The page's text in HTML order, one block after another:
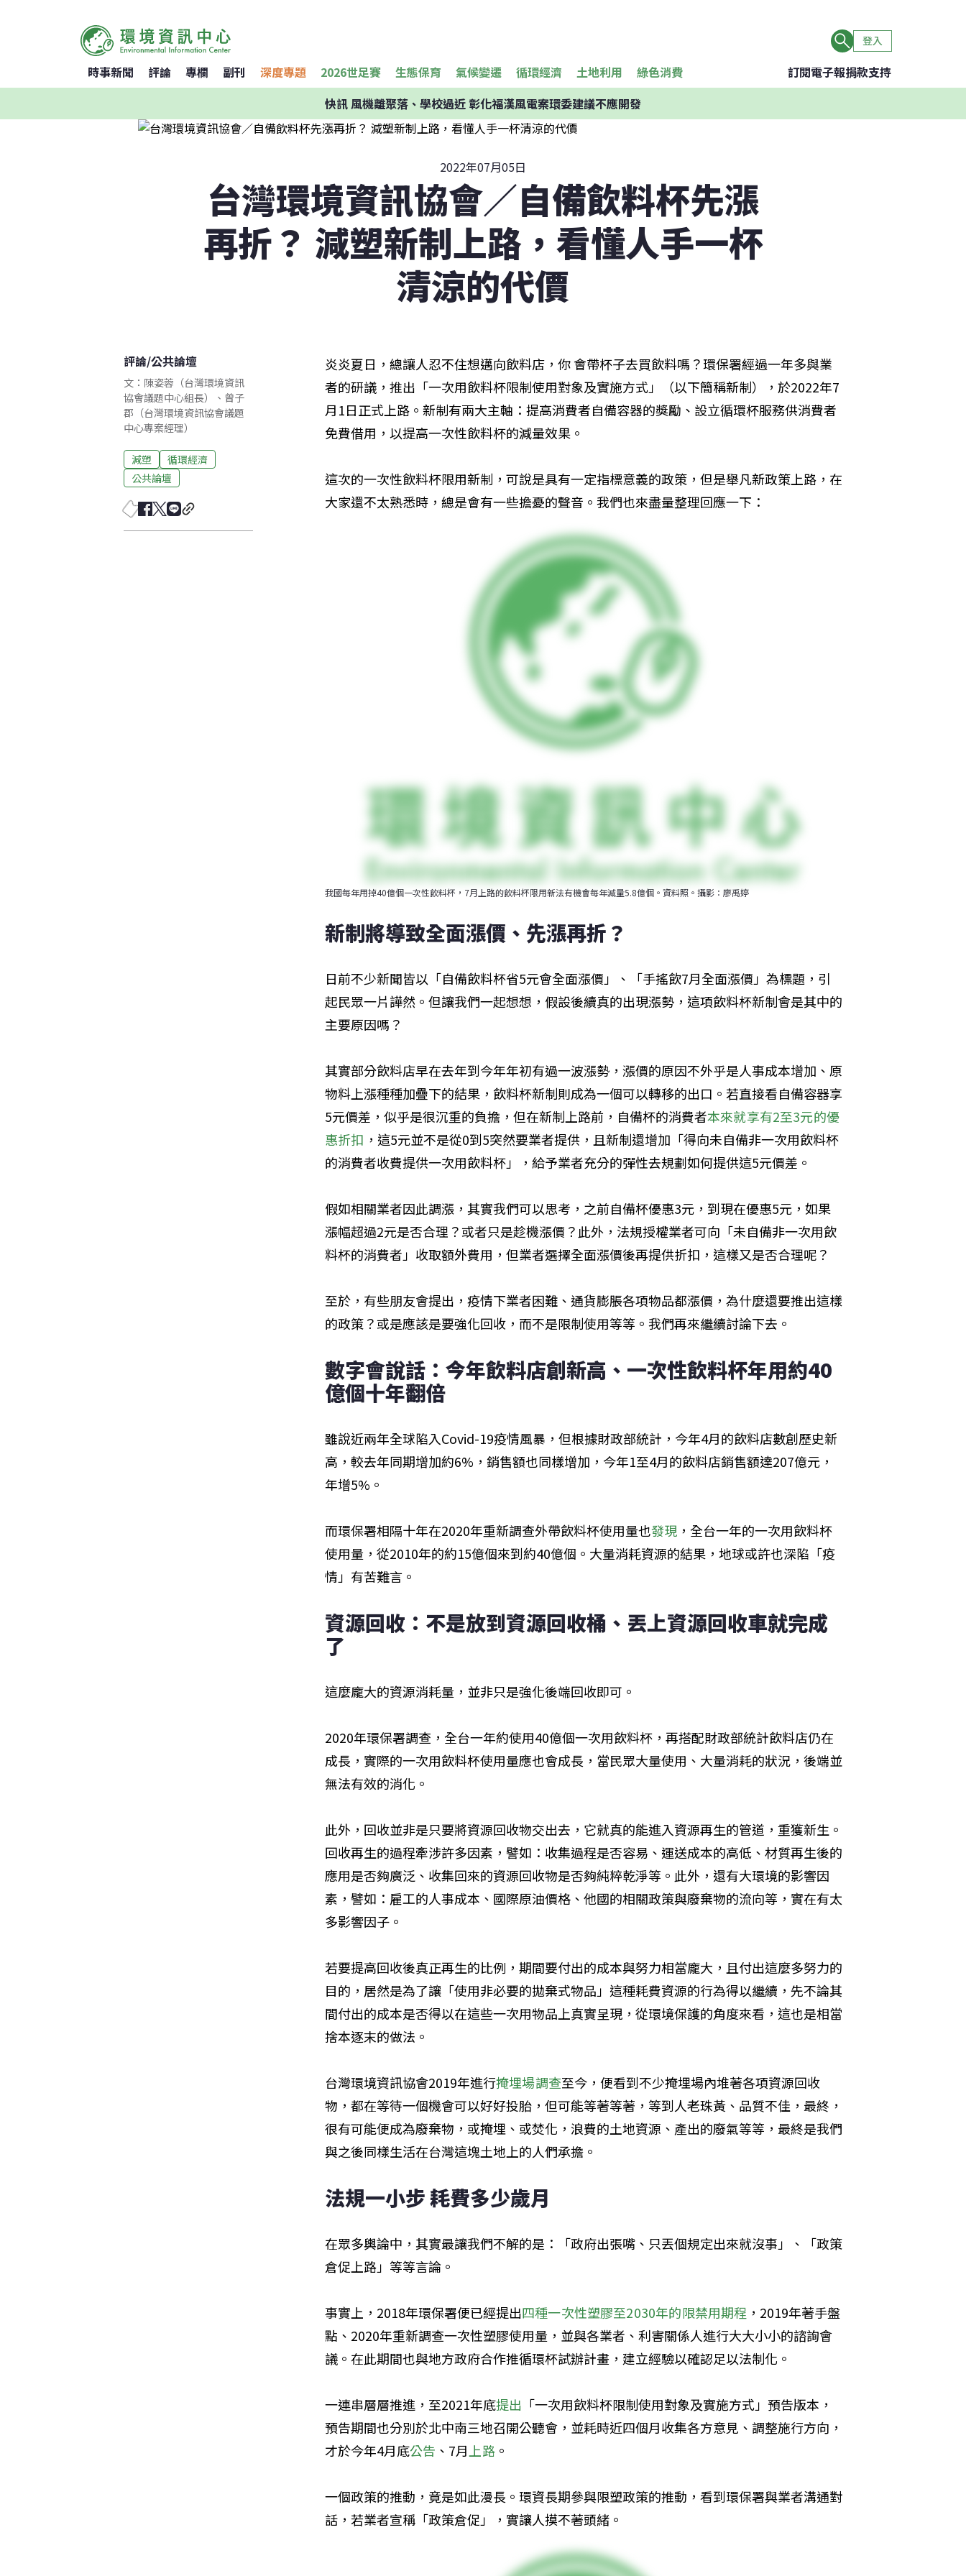
登入
時事新聞 評論 專欄 副刊 深度專題 2026世足賽 生態保育 氣候變遷 循環經濟 土地利用 綠色消費 訂閱電子報捐款支持
快訊風機離聚落、學校過近 彰化福漢風電案環委建議不應開發
2022年07月05日
台灣環境資訊協會／自備飲料杯先漲
再折？ 減塑新制上路，看懂人手一杯
清涼的代價
評論/公共論壇
文：陳姿蓉（台灣環境資訊
協會議題中心組長）、曾子
郡（台灣環境資訊協會議題
中心專案經理）
減塑
循環經濟
公共論壇
炎炎夏日，總讓人忍不住想邁向飲料店，你 會帶杯子去買飲料嗎？環保署經過一年多與業
者的研議，推出「一次用飲料杯限制使用對象及實施方式」（以下簡稱新制），於2022年7
月1日正式上路。新制有兩大主軸：提高消費者自備容器的獎勵、設立循環杯服務供消費者
免費借用，以提高一次性飲料杯的減量效果。
這次的一次性飲料杯限用新制，可說是具有一定指標意義的政策，但是舉凡新政策上路，在
大家還不太熟悉時，總是會有一些擔憂的聲音。我們也來盡量整理回應一下：
我國每年用掉40億個一次性飲料杯，7月上路的飲料杯限用新法有機會每年減量5.8億個。資料照。攝影：廖禹婷
新制將導致全面漲價、先漲再折？
日前不少新聞皆以「自備飲料杯省5元會全面漲價」、「手搖飲7月全面漲價」為標題，引
起民眾一片譁然。但讓我們一起想想，假設後續真的出現漲勢，這項飲料杯新制會是其中的
主要原因嗎？
其實部分飲料店早在去年到今年年初有過一波漲勢，漲價的原因不外乎是人事成本增加、原
物料上漲種種加疊下的結果，飲料杯新制則成為一個可以轉移的出口。若直接看自備容器享
5元價差，似乎是很沉重的負擔，但在新制上路前，自備杯的消費者本來就享有2至3元的優
惠折扣 ，這5元並不是從0到5突然要業者提供，且新制還增加「得向未自備非一次用飲料杯
的消費者收費提供一次用飲料杯」，給予業者充分的彈性去規劃如何提供這5元價差。
假如相關業者因此調漲，其實我們可以思考，之前自備杯優惠3元，到現在優惠5元，如果
漲幅超過2元是否合理？或者只是趁機漲價？此外，法規授權業者可向「未自備非一次用飲
料杯的消費者」收取額外費用，但業者選擇全面漲價後再提供折扣，這樣又是否合理呢？
至於，有些朋友會提出，疫情下業者困難、通貨膨脹各項物品都漲價，為什麼還要推出這樣
的政策？或是應該是要強化回收，而不是限制使用等等。我們再來繼續討論下去。
數字會說話：今年飲料店創新高、一次性飲料杯年用約40
億個十年翻倍
雖說近兩年全球陷入Covid-19疫情風暴，但根據財政部統計，今年4月的飲料店數創歷史新
高，較去年同期增加約6%，銷售額也同樣增加，今年1至4月的飲料店銷售額達207億元，
年增5%。
而環保署相隔十年在2020年重新調查外帶飲料杯使用量也發現 ，全台一年的一次用飲料杯
使用量，從2010年的約15億個來到約40億個。大量消耗資源的結果，地球或許也深陷「疫
情」有苦難言。
資源回收：不是放到資源回收桶、丟上資源回收車就完成
了
這麼龐大的資源消耗量，並非只是強化後端回收即可。
2020年環保署調查，全台一年約使用40億個一次用飲料杯，再搭配財政部統計飲料店仍在
成長，實際的一次用飲料杯使用量應也會成長，當民眾大量使用、大量消耗的狀況，後端並
無法有效的消化。
此外，回收並非是只要將資源回收物交出去，它就真的能進入資源再生的管道，重獲新生。
回收再生的過程牽涉許多因素，譬如：收集過程是否容易、運送成本的高低、材質再生後的
應用是否夠廣泛、收集回來的資源回收物是否夠純粹乾淨等。此外，還有大環境的影響因
素，譬如：雇工的人事成本、國際原油價格、他國的相關政策與廢棄物的流向等，實在有太
多影響因子。
若要提高回收後真正再生的比例，期間要付出的成本與努力相當龐大，且付出這麼多努力的
目的，居然是為了讓「使用非必要的拋棄式物品」這種耗費資源的行為得以繼續，先不論其
間付出的成本是否得以在這些一次用物品上真實呈現，從環境保護的角度來看，這也是相當
捨本逐末的做法。
台灣環境資訊協會2019年進行掩埋場調查至今，便看到不少掩埋場內堆著各項資源回收
物，都在等待一個機會可以好好投胎，但可能等著等著，等到人老珠黃、品質不佳，最終，
很有可能便成為廢棄物，或掩埋、或焚化，浪費的土地資源、產出的廢氣等等，最終是我們
與之後同樣生活在台灣這塊土地上的人們承擔。
法規一小步 耗費多少歲月
在眾多輿論中，其實最讓我們不解的是：「政府出張嘴、只丟個規定出來就沒事」、「政策
倉促上路」等等言論。
事實上，2018年環保署便已經提出四種一次性塑膠至2030年的限禁用期程 ，2019年著手盤
點、2020年重新調查一次性塑膠使用量，並與各業者、利害關係人進行大大小小的諮詢會
議。在此期間也與地方政府合作推循環杯試辦計畫，建立經驗以確認足以法制化。
一連串層層推進，至2021年底提出 「一次用飲料杯限制使用對象及實施方式」預告版本，
預告期間也分別於北中南三地召開公聽會，並耗時近四個月收集各方意見、調整施行方向，
才於今年4月底公告 、7月上路。
一個政策的推動，竟是如此漫長。環資長期參與限塑政策的推動，看到環保署與業者溝通對
話，若業者宣稱「政策倉促」，實讓人摸不著頭緒。